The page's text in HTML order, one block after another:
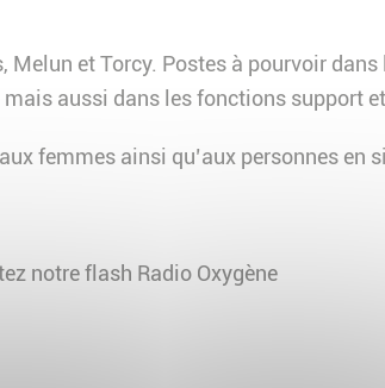
Melun et Torcy. Postes à pourvoir
aussi dans les fonctions support
femmes ainsi qu’aux personnes en
notre flash Radio Oxygène